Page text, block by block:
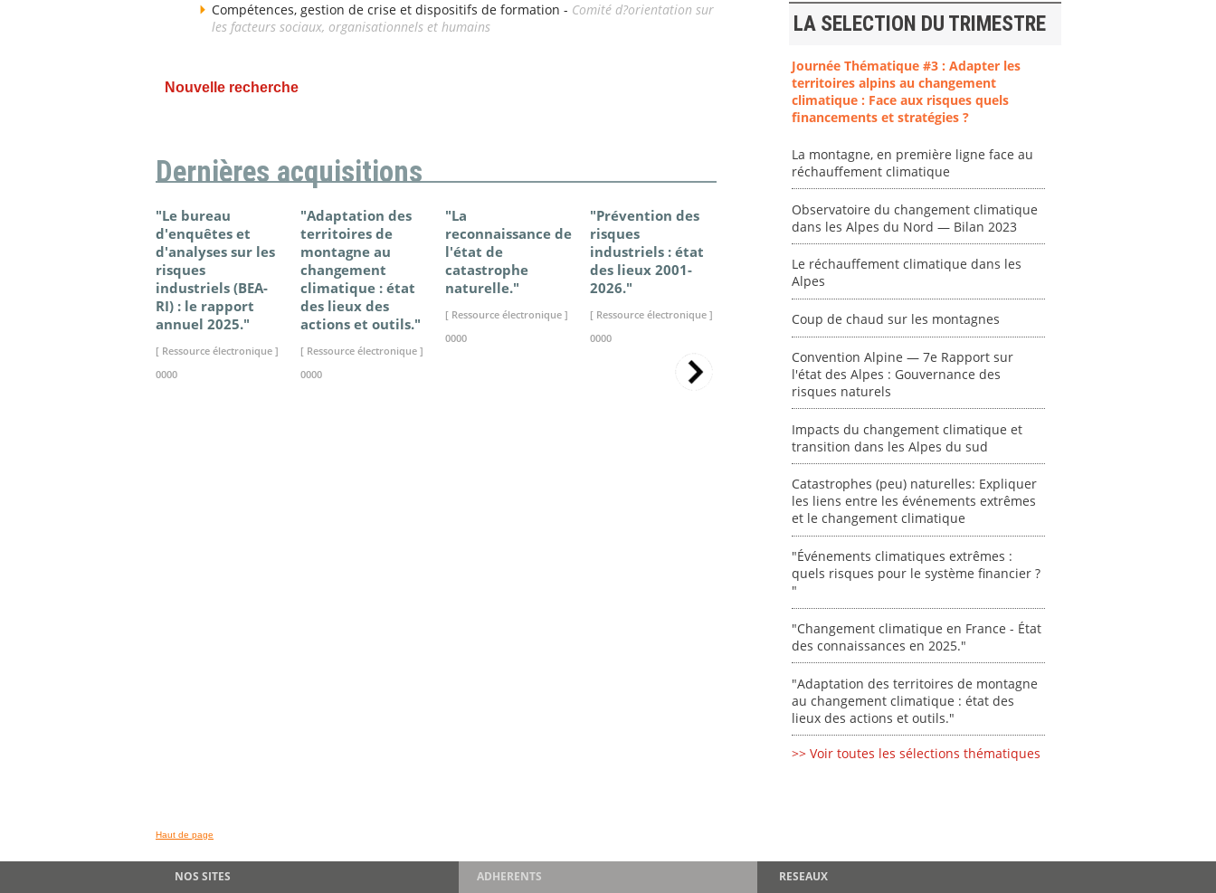
Compétences, gestion de crise et dispositifs de formation - Comité d?orientation sur
les facteurs sociaux, organisationnels et humains
Nouvelle recherche
Dernières acquisitions
"Le bureau
d'enquêtes et
d'analyses sur les
risques
industriels (BEA-
RI) : le rapport
annuel 2025."
[ Ressource électronique ]
0000
"Adaptation des
territoires de
montagne au
changement
climatique : état
des lieux des
actions et outils."
[ Ressource électronique ]
0000
"La
reconnaissance de
l'état de
catastrophe
naturelle."
[ Ressource électronique ]
0000
"Prévention des
risques
industriels : état
des lieux 2001-
2026."
[ Ressource électronique ]
0000
"Changement
climatique en
connaissances en
[ Ressource électronique ]
"Plan ministériel
de gestion des
chaleur."
[ Ressource électronique ]
0000
"Événements
LA SELECTION DU TRIMESTRE
Journée Thématique #3 : Adapter les
territoires alpins au changement
climatique : Face aux risques quels
financements et stratégies ?
La montagne, en première ligne face au
réchauffement climatique
Observatoire du changement climatique
dans les Alpes du Nord — Bilan 2023
Le réchauffement climatique dans les
Alpes
Coup de chaud sur les montagnes
Convention Alpine — 7e Rapport sur
l'état des Alpes : Gouvernance des
risques naturels
Impacts du changement climatique et
transition dans les Alpes du sud
Catastrophes (peu) naturelles: Expliquer
les liens entre les événements extrêmes
et le changement climatique
"Événements climatiques extrêmes :
quels risques pour le système financier ?
"
"Changement climatique en France - État
des connaissances en 2025."
"Adaptation des territoires de montagne
au changement climatique : état des
lieux des actions et outils."
>> Voir toutes les sélections thématiques
Haut de page
NOS SITES ADHERENTS RESEAUX